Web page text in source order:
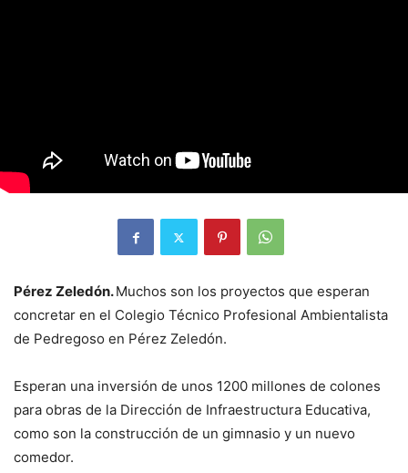
Pérez Zeledón.Muchos son los proyectos que esperan
concretar en el Colegio Técnico Profesional Ambientalista
de Pedregoso en Pérez Zeledón.
Esperan una inversión de unos 1200 millones de colones
para obras de la Dirección de Infraestructura Educativa,
como son la construcción de un gimnasio y un nuevo
comedor.